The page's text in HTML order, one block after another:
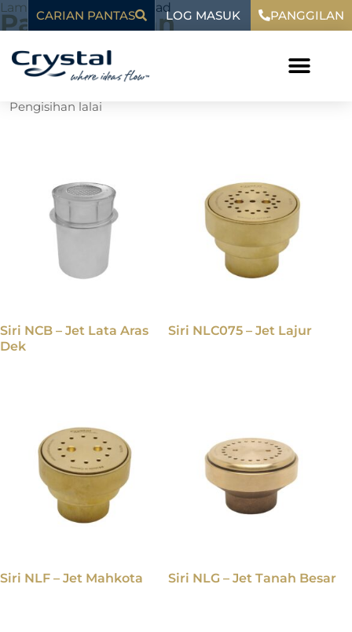
kandungan
Langkau
ke
CARIAN PANTAS LOG MASUK PANGGILAN
Laman Utama» Splash Pad
Pad Percikan
Menunjukkan kesemua 19 keputusan
Siri NCB – Jet Lata Aras
Dek
Siri NLC075 – Jet Lajur
Siri NLF – Jet Mahkota Siri NLG – Jet Tanah Besar